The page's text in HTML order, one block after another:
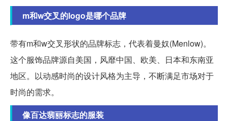
m和w交叉的logo是哪个品牌
带有m和w交叉形状的品牌标志，代表着曼奴(Menlow)。
这个服饰品牌源自美国，风靡中国、欧美、日本和东南亚
地区。以动感时尚的设计风格为主导，不断满足市场对于
时尚的需求。
像百达翡丽标志的服装